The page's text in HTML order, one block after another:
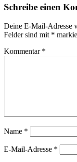
Schreibe einen
Deine E-Mail-Adresse
Felder sind mit *
Kommentar *
Name *
E-Mail-Adresse *